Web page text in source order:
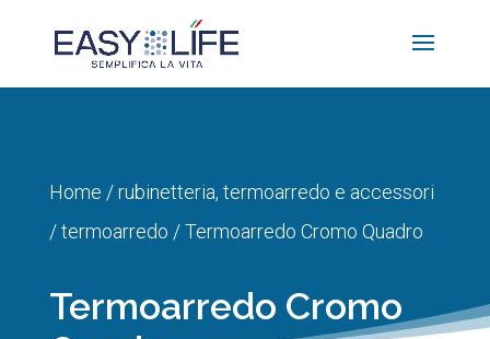
Home /rubinetteria, termoarredo e accessori
/termoarredo / Termoarredo Cromo Quadro
Termoarredo Cromo